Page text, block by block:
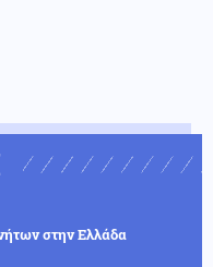
στην Ελλάδα